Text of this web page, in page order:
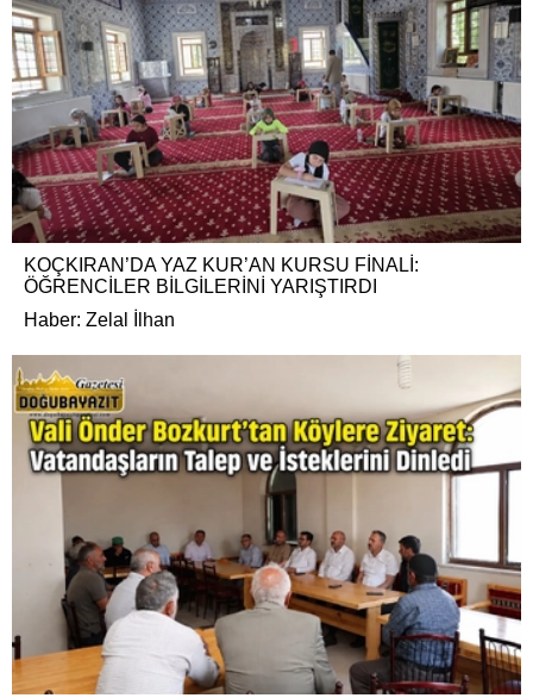
KOÇKIRAN’DA YAZ KUR’AN KURSU FİNALİ:
ÖĞRENCİLER BİLGİLERİNİ YARIŞTIRDI
Haber: Zelal İlhan